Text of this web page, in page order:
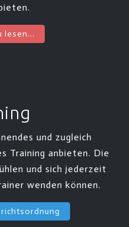
lesen...
und zugleich
Training anbieten. Die
und sich jederzeit
wenden können.